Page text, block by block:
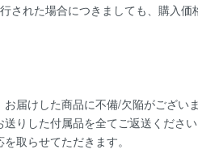
された場合につきましても、購入
届けした商品に不備/欠陥がございま
りした付属品を全てご返送くださ
取らせてただきます。